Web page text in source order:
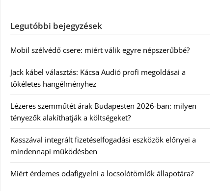
Legutóbbi bejegyzések
Mobil szélvédő csere: miért válik egyre népszerűbbé?
Jack kábel választás: Kácsa Audió profi megoldásai a
tökéletes hangélményhez
Lézeres szemműtét árak Budapesten 2026-ban: milyen
tényezők alakíthatják a költségeket?
Kasszával integrált fizetéselfogadási eszközök előnyei a
mindennapi működésben
Miért érdemes odafigyelni a locsolótömlők állapotára?